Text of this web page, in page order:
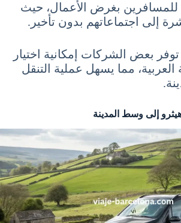
للمسافرين بغرض الأعمال، حيث
إلى اجتماعاتهم بدون تأخير.
توفر بعض الشركات إمكانية اختيار
مما يسهل عملية التنقل
إلى وسط المدينة